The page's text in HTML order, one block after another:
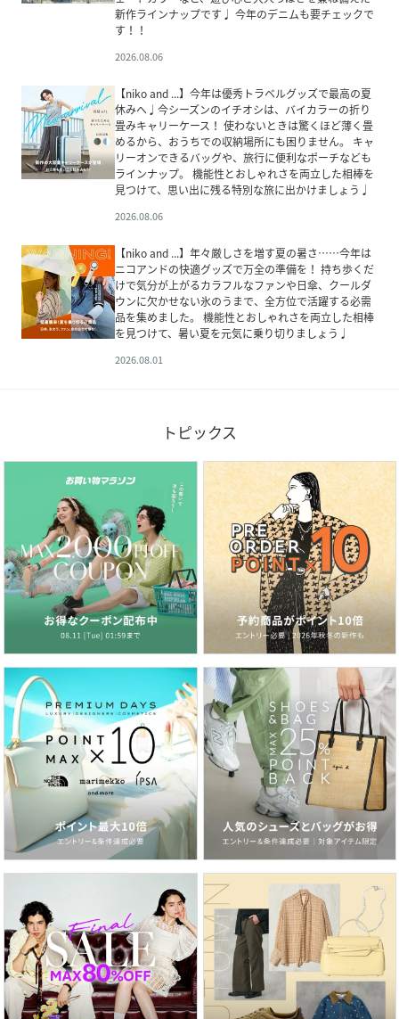
新作ラインナップです♩ 今年のデニムも要チェックで
す！！
2026.08.06
【niko and ...】今年は優秀トラベルグッズで最高の夏
休みへ♩今シーズンのイチオシは、バイカラーの折り
畳みキャリーケース！ 使わないときは驚くほど薄く畳
めるから、おうちでの収納場所にも困りません。 キャ
リーオンできるバッグや、旅行に便利なポーチなども
ラインナップ。 機能性とおしゃれさを両立した相棒を
見つけて、思い出に残る特別な旅に出かけましょう♩
2026.08.06
【niko and ...】年々厳しさを増す夏の暑さ……今年は
ニコアンドの快適グッズで万全の準備を！ 持ち歩くだ
けで気分が上がるカラフルなファンや日傘、クールダ
ウンに欠かせない氷のうまで、全方位で活躍する必需
品を集めました。 機能性とおしゃれさを両立した相棒
を見つけて、暑い夏を元気に乗り切りましょう♩
2026.08.01
トピックス